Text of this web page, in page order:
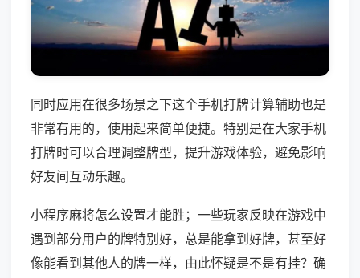
同时应用在很多场景之下这个手机打牌计算辅助也是
非常有用的，使用起来简单便捷。特别是在大家手机
打牌时可以合理调整牌型，提升游戏体验，避免影响
好友间互动乐趣。
小程序麻将怎么设置才能胜；一些玩家反映在游戏中
遇到部分用户的牌特别好，总是能拿到好牌，甚至好
像能看到其他人的牌一样，由此怀疑是不是有挂？确